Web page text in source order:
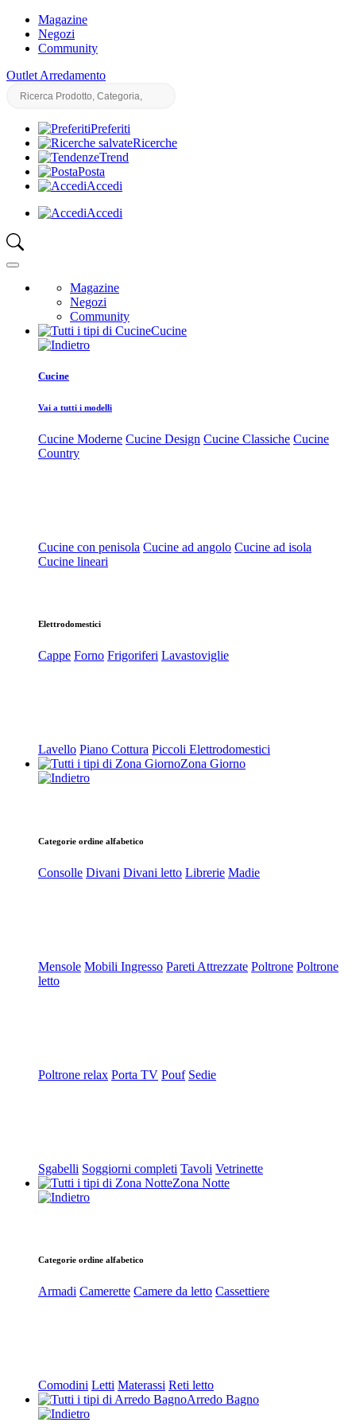
Magazine
Negozi
Community
Outlet Arredamento
Preferiti
Ricerche
Trend
Posta
Accedi
Accedi
Magazine
Negozi
Community
Cucine
Cucine
Vai a tutti i modelli
Cucine Moderne Cucine Design Cucine Classiche Cucine
Country
Cucine con penisola Cucine ad angolo Cucine ad isola
Cucine lineari
Elettrodomestici
Cappe Forno Frigoriferi Lavastoviglie
Lavello Piano Cottura Piccoli Elettrodomestici
Zona Giorno
Categorie ordine alfabetico
Consolle Divani Divani letto Librerie Madie
Mensole Mobili Ingresso Pareti Attrezzate Poltrone Poltrone
letto
Poltrone relax Porta TV Pouf Sedie
Sgabelli Soggiorni completi Tavoli Vetrinette
Zona Notte
Categorie ordine alfabetico
Armadi Camerette Camere da letto Cassettiere
Comodini Letti Materassi Reti letto
Arredo Bagno